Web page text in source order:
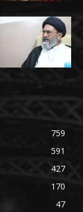
759
591
427
170
47